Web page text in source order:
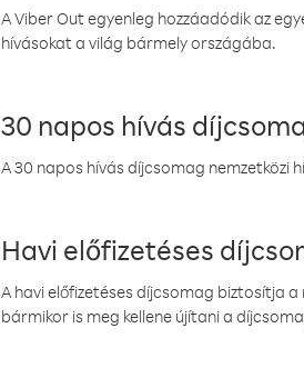
A Viber Out egyenleg hozzáadódik az
hívásokat a világ bármely országába.
30 napos hívás
A 30 napos hívás díjcsomag
Havi előfizetéses
A havi előfizetéses díjcsomag biztosítja
bármikor is meg kellene újítani a